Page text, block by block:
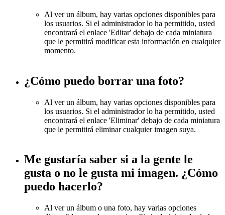
Al ver un álbum, hay varias opciones disponibles para
los usuarios. Si el administrador lo ha permitido, usted
encontrará el enlace 'Editar' debajo de cada miniatura
que le permitirá modificar esta información en cualquier
momento.
¿Cómo puedo borrar una foto?
Al ver un álbum, hay varias opciones disponibles para
los usuarios. Si el administrador lo ha permitido, usted
encontrará el enlace 'Eliminar' debajo de cada miniatura
que le permitirá eliminar cualquier imagen suya.
Me gustaría saber si a la gente le
gusta o no le gusta mi imagen. ¿Cómo
puedo hacerlo?
Al ver un álbum o una foto, hay varias opciones